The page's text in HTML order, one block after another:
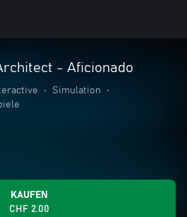
- Aficionado
• Simulation
•
KAUFEN
CHF 2.00